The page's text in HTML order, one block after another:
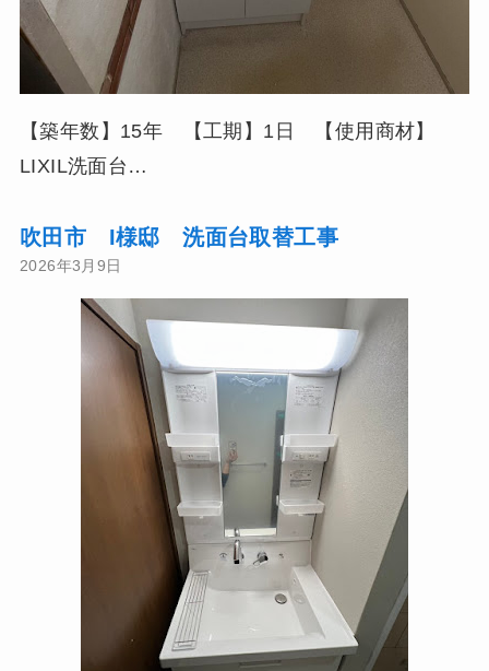
【築年数】15年 【工期】1日 【使用商材】
LIXIL洗面台…
吹田市 I様邸 洗面台取替工事
2026年3月9日